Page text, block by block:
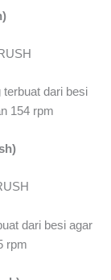
dari besi
154 rpm
dari besi agar
rpm